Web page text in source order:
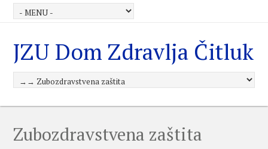
JZU Dom Zdravlja Čitluk
Zubozdravstvena zaštita